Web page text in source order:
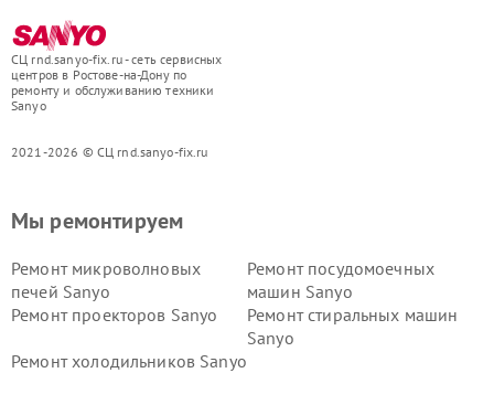
СЦ rnd.sanyo-fix.ru - сеть сервисных
центров в Ростове-на-Дону по
ремонту и обслуживанию техники
Sanyo
2021-2026 © СЦ rnd.sanyo-fix.ru
Мы ремонтируем
Ремонт микроволновых
печей Sanyo
Ремонт посудомоечных
машин Sanyo
Ремонт проекторов Sanyo
Ремонт стиральных машин
Sanyo
Ремонт холодильников Sanyo